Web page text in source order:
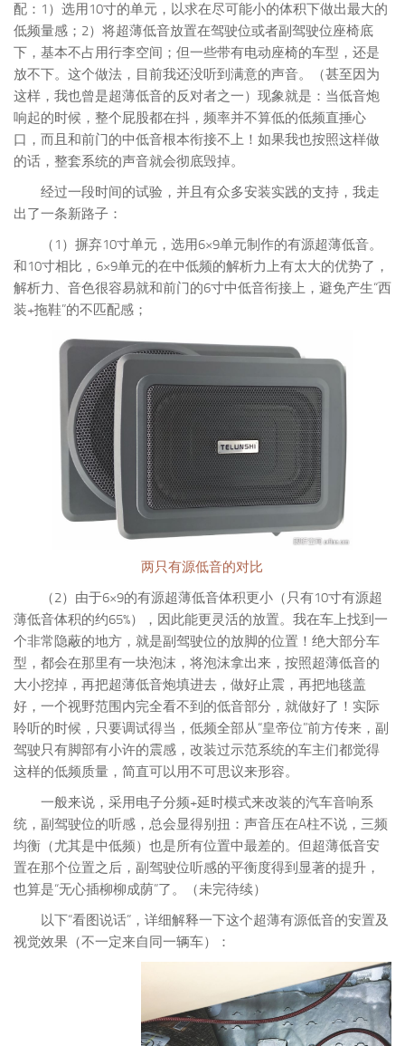
配：1）选用10寸的单元，以求在尽可能小的体积下做出最大的
低频量感；2）将超薄低音放置在驾驶位或者副驾驶位座椅底
下，基本不占用行李空间；但一些带有电动座椅的车型，还是
放不下。这个做法，目前我还没听到满意的声音。（甚至因为
这样，我也曾是超薄低音的反对者之一）现象就是：当低音炮
响起的时候，整个屁股都在抖，频率并不算低的低频直捶心
口，而且和前门的中低音根本衔接不上！如果我也按照这样做
的话，整套系统的声音就会彻底毁掉。
经过一段时间的试验，并且有众多安装实践的支持，我走
出了一条新路子：
（1）摒弃10寸单元，选用6×9单元制作的有源超薄低音。
和10寸相比，6×9单元的在中低频的解析力上有太大的优势了，
解析力、音色很容易就和前门的6寸中低音衔接上，避免产生“西
装+拖鞋”的不匹配感；
两只有源低音的对比
（2）由于6×9的有源超薄低音体积更小（只有10寸有源超
薄低音体积的约65%），因此能更灵活的放置。我在车上找到一
个非常隐蔽的地方，就是副驾驶位的放脚的位置！绝大部分车
型，都会在那里有一块泡沫，将泡沫拿出来，按照超薄低音的
大小挖掉，再把超薄低音炮填进去，做好止震，再把地毯盖
好，一个视野范围内完全看不到的低音部分，就做好了！实际
聆听的时候，只要调试得当，低频全部从“皇帝位”前方传来，副
驾驶只有脚部有小许的震感，改装过示范系统的车主们都觉得
这样的低频质量，简直可以用不可思议来形容。
一般来说，采用电子分频+延时模式来改装的汽车音响系
统，副驾驶位的听感，总会显得别扭：声音压在A柱不说，三频
均衡（尤其是中低频）也是所有位置中最差的。但超薄低音安
置在那个位置之后，副驾驶位听感的平衡度得到显著的提升，
也算是“无心插柳柳成荫”了。（未完待续）
以下“看图说话”，详细解释一下这个超薄有源低音的安置及
视觉效果（不一定来自同一辆车）：